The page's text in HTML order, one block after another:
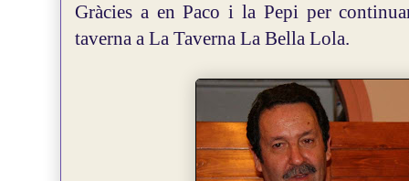
Gràcies a en Paco i la Pepi per
taverna a La Taverna La Bella Lola.